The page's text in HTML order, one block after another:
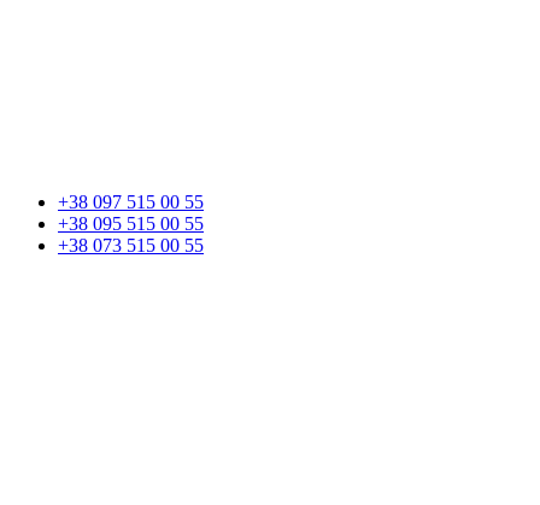
+38 097 515 00 55
+38 095 515 00 55
+38 073 515 00 55